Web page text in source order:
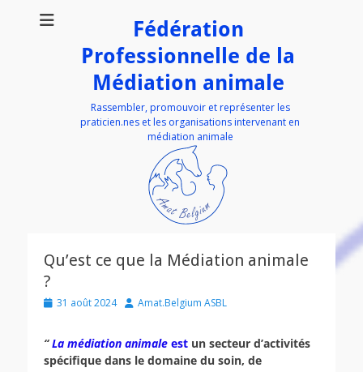
Fédération
Professionnelle de la
Médiation animale
Rassembler, promouvoir et représenter les
praticien.nes et les organisations intervenant en
médiation animale
Qu’est ce que la Médiation animale
?
Posted
31 août 2024 Author
Amat.Belgium ASBL
“La médiation animale est un secteur d’activités
spécifique dans le domaine du soin, de